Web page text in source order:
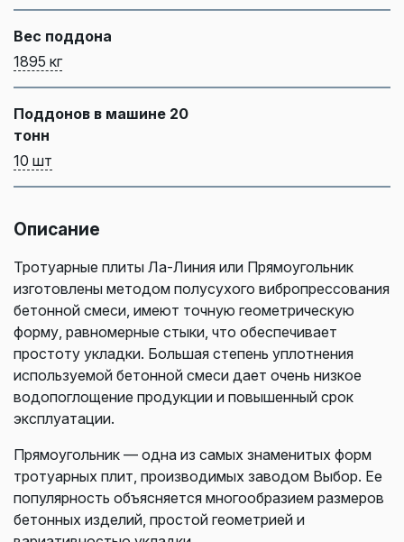
Вес поддона
1895 кг
Поддонов в машине 20
тонн
10 шт
Описание
Тротуарные плиты Ла-Линия или Прямоугольник
изготовлены методом полусухого вибропрессования
бетонной смеси, имеют точную геометрическую
форму, равномерные стыки, что обеспечивает
простоту укладки. Большая степень уплотнения
используемой бетонной смеси дает очень низкое
водопоглощение продукции и повышенный срок
эксплуатации.
Прямоугольник — одна из самых знаменитых форм
тротуарных плит, производимых заводом Выбор. Ее
популярность объясняется многообразием размеров
бетонных изделий, простой геометрией и